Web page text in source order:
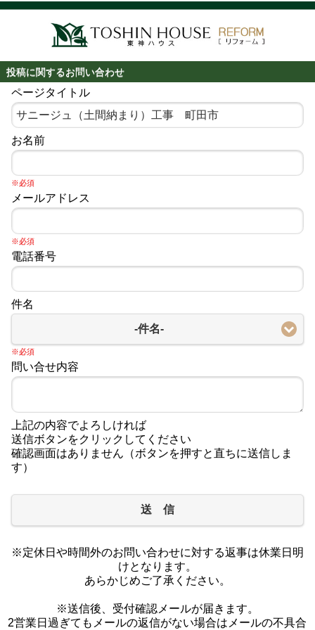
投稿に関するお問い合わせ
ページタイトル
お名前
※必須
メールアドレス
※必須
電話番号
件名
-件名-
※必須
問い合せ内容
上記の内容でよろしければ
送信ボタンをクリックしてください
確認画面はありません（ボタンを押すと直ちに送信しま
す）
送 信
※定休日や時間外のお問い合わせに対する返事は休業日明
けとなります。
あらかじめご了承ください。
※送信後、受付確認メールが届きます。
2営業日過ぎてもメールの返信がない場合はメールの不具合